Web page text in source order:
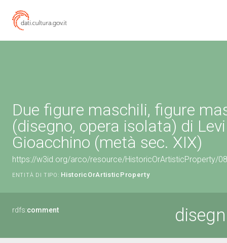
Due figure maschili, figure
(disegno, opera isolata) di Levi
Gioacchino (metà sec. XIX)
https://w3id.org/arco/resource/HistoricOrArtisticProperty/
ENTITÀ DI TIPO: HistoricOrArtisticProperty
rdfs:comment